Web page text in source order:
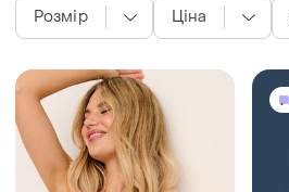
Розмір Ціна